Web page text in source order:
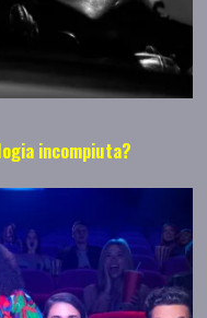
incompiuta?